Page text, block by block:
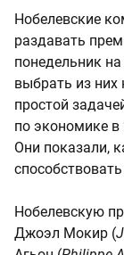
Нобелевские
раздавать
понедельник
выбрать из них
простой
по экономике в
Они показали,
Нобелевскую
Джоэл Мокир (